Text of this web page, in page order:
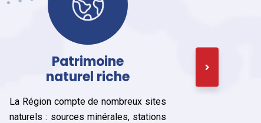
Patrimoine
naturel riche
La Région compte de nombreux sites
naturels : sources minérales, stations